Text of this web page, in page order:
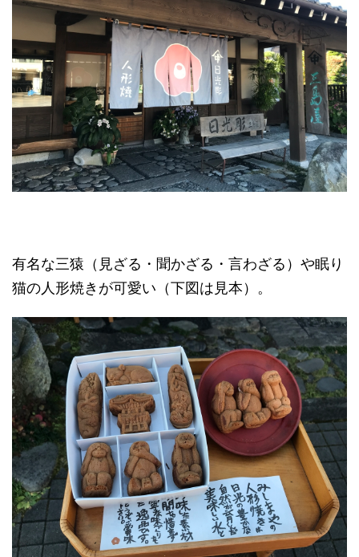
有名な三猿（見ざる・聞かざる・言わざる）や眠り
猫の人形焼きが可愛い（下図は見本）。